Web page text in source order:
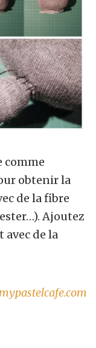
comme
obtenir la
de la fibre
Ajoutez
avec de la
mypastelcafe.com